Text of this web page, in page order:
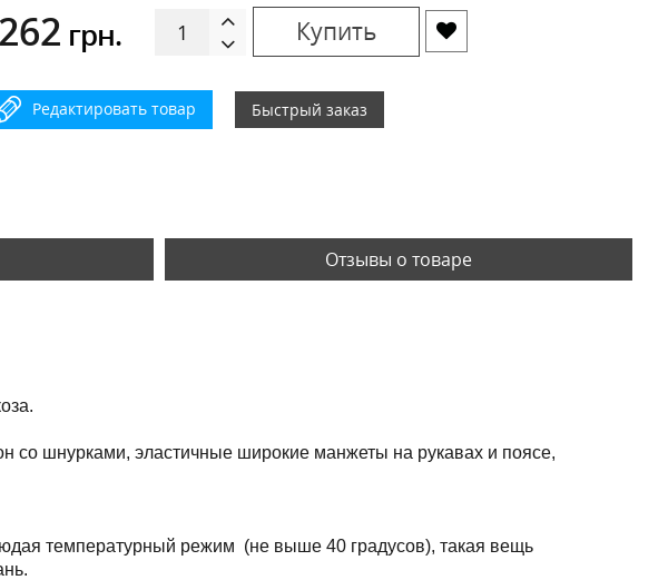
грн. Купить
Редактировать товар Быстрый заказ
Отзывы о товаре
со шнурками, эластичные широкие манжеты на рукавах и поясе,
температурный режим (не выше 40 градусов), такая вещь